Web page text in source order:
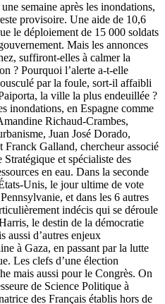
semaine après les inondations,
provisoire. Une aide de 10,6
le déploiement de 15 000 soldats
Mais les annonces
suffiront-elles à calmer la
? Pourquoi l’alerte a-t-elle
par la foule, sort-il affaibli
la ville la plus endeuillée ?
inondations, en Espagne comme
Richaud-Crambes,
Juan José Dorado,
Franck Galland, chercheur associé
et spécialiste des
en eau. Dans la seconde
Unis, le jour ultime de vote
et dans les 6 autres
indécis qui se déroule
le destin de la démocratie
aussi d’autres enjeux
à Gaza, en passant par la lutte
Les clefs d’une élection
mais aussi pour le Congrès. On
de Science Politique à
des Français établis hors de